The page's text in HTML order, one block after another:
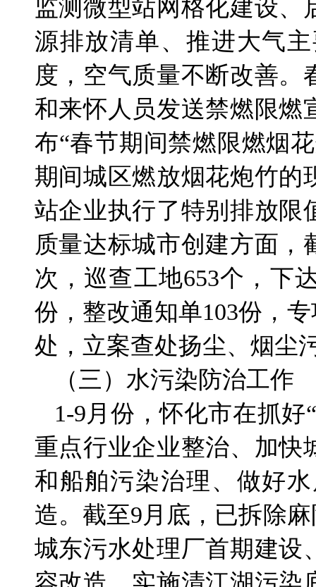
监测微型站网格化建设、
源排放清单、推进大气
度，空气质量不断改善
和来怀人员发送禁燃限燃
布“春节期间禁燃限燃烟
期间城区燃放烟花炮竹的
站企业执行了特别排放限
质量达标城市创建方面，
次，巡查工地653个，下
份，整改通知单103份，
处，立案查处扬尘、烟尘
（三）水污染防治工作
1-9月份，怀化市在抓
重点行业企业整治、加快
和船舶污染治理、做好
造。截至9月底，已拆除
城东污水处理厂首期建设